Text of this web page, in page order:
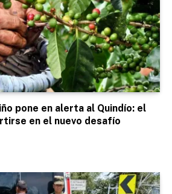
pone en alerta al Quindío: el
en el nuevo desafío